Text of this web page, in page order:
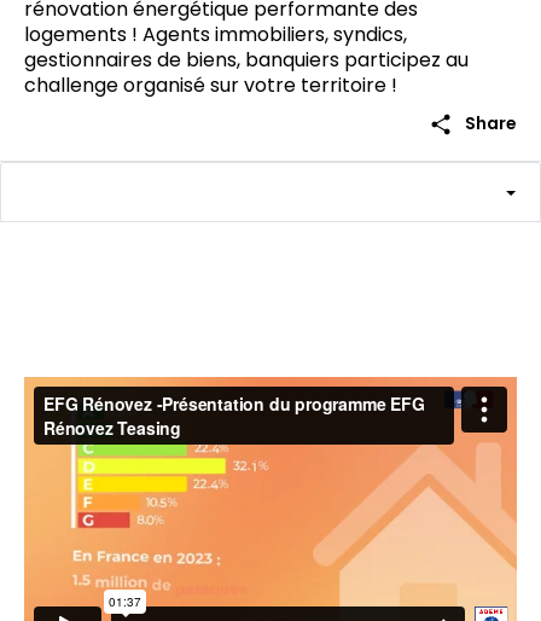
rénovation énergétique performante des
logements ! Agents immobiliers, syndics,
gestionnaires de biens, banquiers participez au
challenge organisé sur votre territoire !
share Share